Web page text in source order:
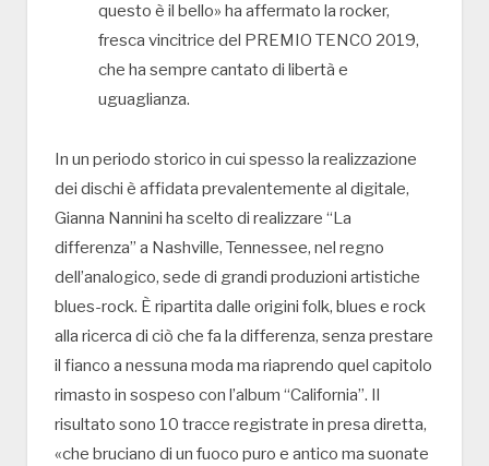
questo è il bello» ha affermato la rocker,
fresca vincitrice del PREMIO TENCO 2019,
che ha sempre cantato di libertà e
uguaglianza.
In un periodo storico in cui spesso la realizzazione
dei dischi è affidata prevalentemente al digitale,
Gianna Nannini ha scelto di realizzare “La
differenza” a Nashville, Tennessee, nel regno
dell’analogico, sede di grandi produzioni artistiche
blues-rock. È ripartita dalle origini folk, blues e rock
alla ricerca di ciò che fa la differenza, senza prestare
il fianco a nessuna moda ma riaprendo quel capitolo
rimasto in sospeso con l’album “California”. Il
risultato sono 10 tracce registrate in presa diretta,
«che bruciano di un fuoco puro e antico ma suonate